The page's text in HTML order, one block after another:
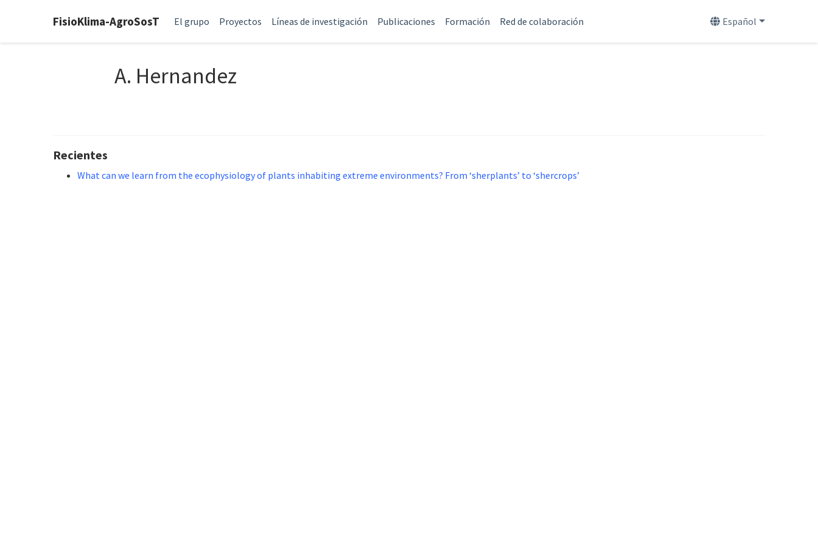
FisioKlima-AgroSosT El grupo Proyectos Líneas de investigación Publicaciones Formación Red de colaboración Español
A. Hernandez
Recientes
What can we learn from the ecophysiology of plants inhabiting extreme environments? From ‘sherplants’ to ‘shercrops’